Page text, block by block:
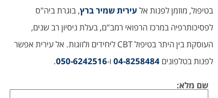
בטיפול, מוזמן לפנות אל עירית שמיר ברץ, בוגרת ביה"ס
לפסיכותרפיה במרכז הרפואי רמב"ם, בעלת ניסיון רב שנים,
העוסקת בין היתר בטיפול CBT ליחידים ולזוגות. אל עירית אפשר
לפנות בטלפונים 04-8258484 ו-050-6242516
.
שם מלא: